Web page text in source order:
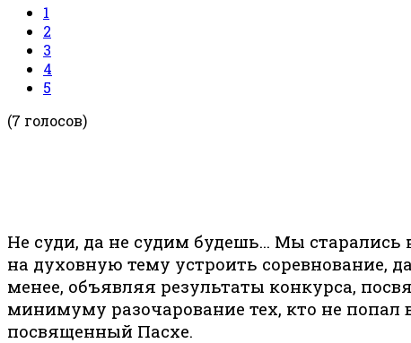
1
2
3
4
5
(7 голосов)
Не суди, да не судим будешь… Мы старались
на духовную тему устроить соревнование,
менее, объявляя результаты конкурса,
минимуму разочарование тех, кто не попал
посвященный Пасхе.